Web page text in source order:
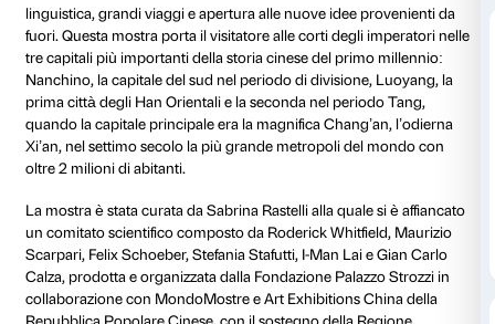
governo italiano e quello cinese, la mostra Cina: alla
imperatori. Capolavori mai visti dalla tradizione Han
Tang (25-907) porterà in Europa per la prima volta i
dell’Età d’oro cinese. La mostra vuole celebrare il
culturale in Cina e la gloriosa dinastia Tang che, nel
consolidò e rinnovò il suo gigantesco impero, da
sociale, economico e culturale nella storia del Paese
Perché una mostra sulla Cina a Firenze? L’èra Tang
considerata un momento di grande rinnovamento e